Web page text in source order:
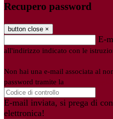
Recupero password
button close ×
E-
all'indirizzo indicato con le
Non hai una e-mail associata al
password tramite la
E-mail inviata, si prega di
elettronica!